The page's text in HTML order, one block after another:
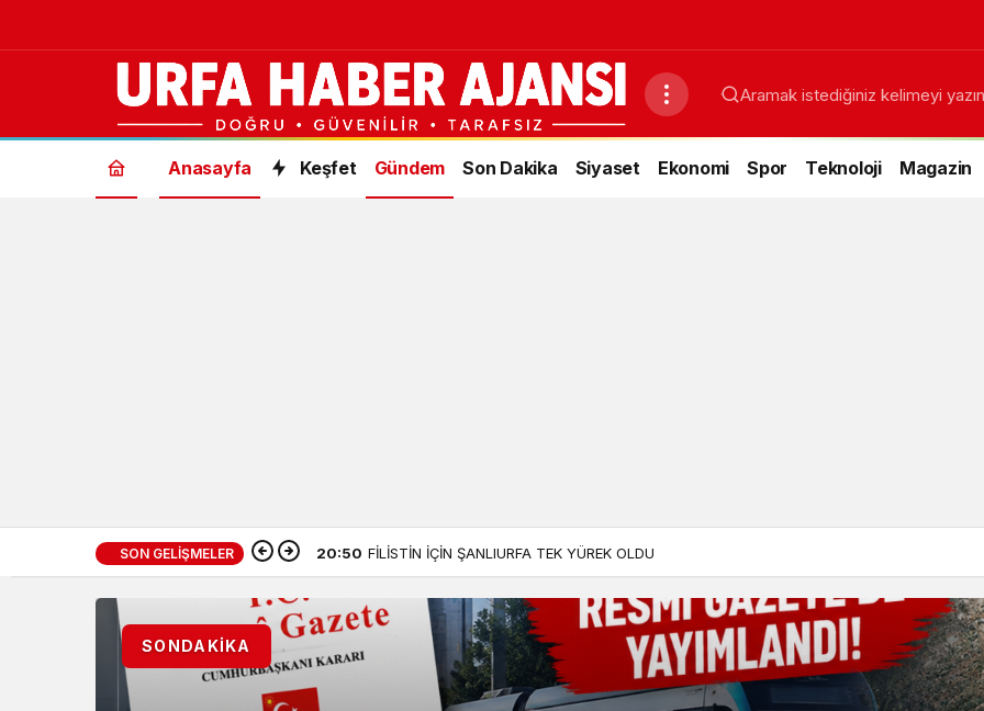
URFA
HABER
Anasayfa Keşfet Gündem Son Dakika Siyaset Ekonomi Spor Teknoloji Magazin
SON GELIŞMELER 20:50 FİLİSTİN İÇİN ŞANLIURFA TEK YÜREK OLDU
SONDAKİKA